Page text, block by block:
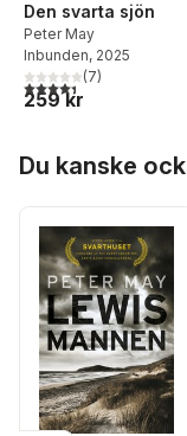
Den svarta sjön
Peter May
Inbunden, 2025
4,4utav 5 stjärnor.
(7)
259 kr
Du kanske